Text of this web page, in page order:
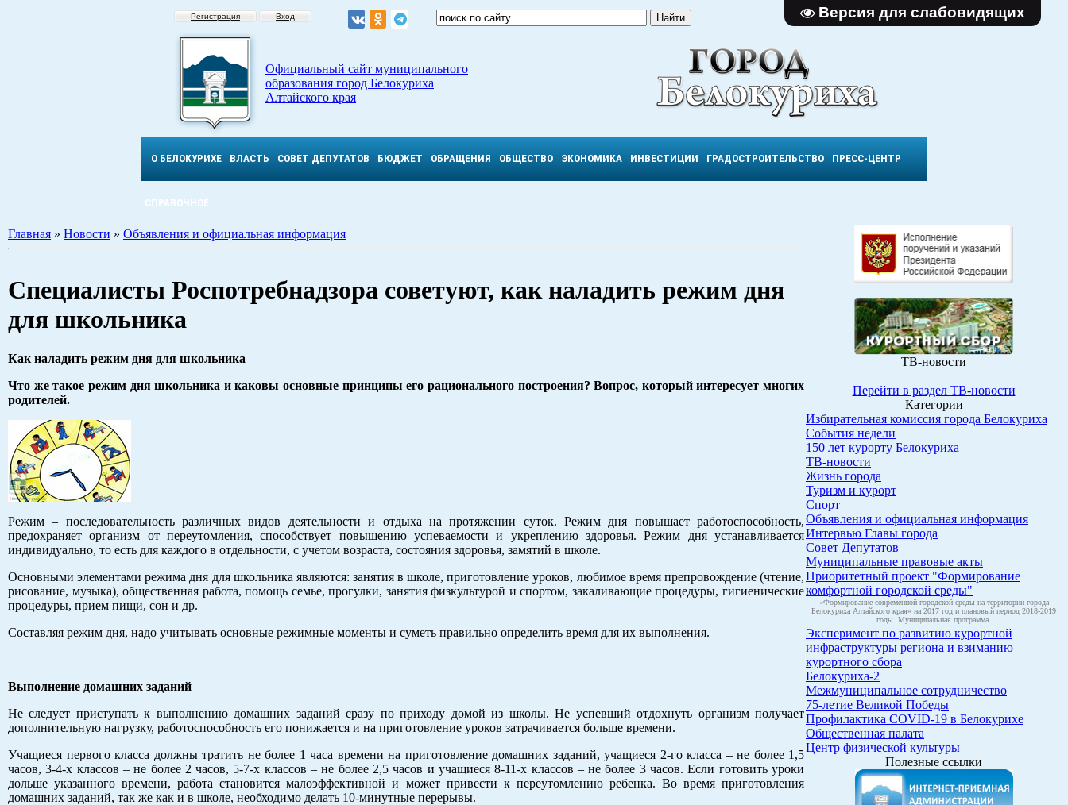
Версия для слабовидящих
Регистрация Вход
Официальный сайт муниципального
образования город Белокуриха
Алтайского края
О БЕЛОКУРИХЕ ВЛАСТЬ СОВЕТ ДЕПУТАТОВ БЮДЖЕТ ОБРАЩЕНИЯ ОБЩЕСТВО ЭКОНОМИКА ИНВЕСТИЦИИ ГРАДОСТРОИТЕЛЬСТВО ПРЕСС-ЦЕНТР
СПРАВОЧНОЕ
Главная » Новости » Объявления и официальная информация
Специалисты Роспотребнадзора советуют, как наладить режим дня
для школьника
Как наладить режим дня для школьника
Что же такое режим дня школьника и каковы основные принципы его рационального построения? Вопрос, который интересует многих
родителей.
Режим – последовательность различных видов деятельности и отдыха на протяжении суток. Режим дня повышает работоспособность,
предохраняет организм от переутомления, способствует повышению успеваемости и укреплению здоровья. Режим дня устанавливается
индивидуально, то есть для каждого в отдельности, с учетом возраста, состояния здоровья, замятий в школе.
Основными элементами режима дня для школьника являются: занятия в школе, приготовление уроков, любимое время препровождение (чтение,
рисование, музыка), общественная работа, помощь семье, прогулки, занятия физкультурой и спортом, закаливающие процедуры, гигиенические
процедуры, прием пищи, сон и др.
Составляя режим дня, надо учитывать основные режимные моменты и суметь правильно определить время для их выполнения.
Выполнение домашних заданий
Не следует приступать к выполнению домашних заданий сразу по приходу домой из школы. Не успевший отдохнуть организм получает
дополнительную нагрузку, работоспособность его понижается и на приготовление уроков затрачивается больше времени.
Учащиеся первого класса должны тратить не более 1 часа времени на приготовление домашних заданий, учащиеся 2-го класса – не более 1,5
часов, 3-4-х классов – не более 2 часов, 5-7-х классов – не более 2,5 часов и учащиеся 8-11-х классов – не более 3 часов. Если готовить уроки
дольше указанного времени, работа становится малоэффективной и может привести к переутомлению ребенка. Во время приготовления
домашних заданий, так же как и в школе, необходимо делать 10-минутные перерывы.
ТВ-новости
Перейти в раздел ТВ-новости
Категории
Избирательная комиссия города Белокуриха
События недели
150 лет курорту Белокуриха
ТВ-новости
Жизнь города
Туризм и курорт
Спорт
Объявления и официальная информация
Интервью Главы города
Совет Депутатов
Муниципальные правовые акты
Приоритетный проект "Формирование
комфортной городской среды"
«Формирование современной городской среды на территории города
Белокуриха Алтайского края» на 2017 год и плановый период 2018-2019
годы. Муниципальная программа.
Эксперимент по развитию курортной
инфраструктуры региона и взиманию
курортного сбора
Белокуриха-2
Межмуниципальное сотрудничество
75-летие Великой Победы
Профилактика COVID-19 в Белокурихе
Общественная палата
Центр физической культуры
Полезные ссылки